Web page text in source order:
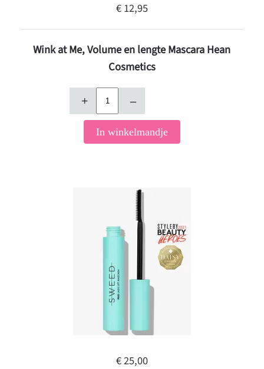
€ 12,95
Wink at Me, Volume en lengte Mascara Hean
Cosmetics
+ –
In winkelmandje
€ 25,00